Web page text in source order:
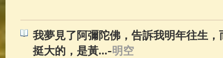
我夢見了阿彌陀佛，告訴我明年往生
挺大的，是黃...-明空